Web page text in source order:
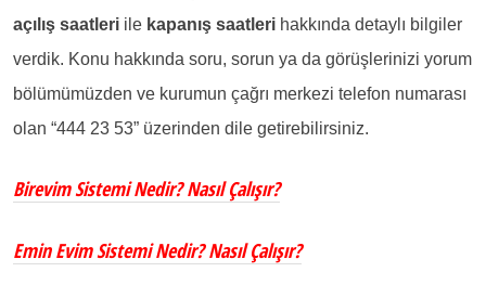
açılış saatleri ile kapanış saatleri hakkında detaylı bilgiler
verdik. Konu hakkında soru, sorun ya da görüşlerinizi yorum
bölümümüzden ve kurumun çağrı merkezi telefon numarası
olan “444 23 53” üzerinden dile getirebilirsiniz.
Birevim Sistemi Nedir? Nasıl Çalışır?
Emin Evim Sistemi Nedir? Nasıl Çalışır?